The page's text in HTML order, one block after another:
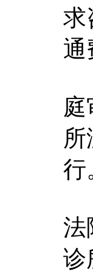
求
通
行
法
诊